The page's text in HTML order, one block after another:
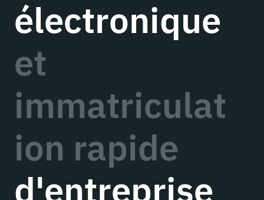
électronique
et
immatriculat
ion rapide
d'entreprise